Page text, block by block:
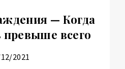
— Когда
превыше всего
2021